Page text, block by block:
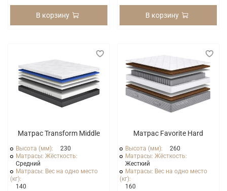
В корзину В корзину
Матрас Transform Middle
Высота (мм):
230
Матрасы: Жёсткость:
Средний
Матрасы: Вес на одно место
(кг):
140
Матрас Favorite Hard
Высота (мм):
260
Матрасы: Жёсткость:
Жесткий
Матрасы: Вес на одно место
(кг):
160